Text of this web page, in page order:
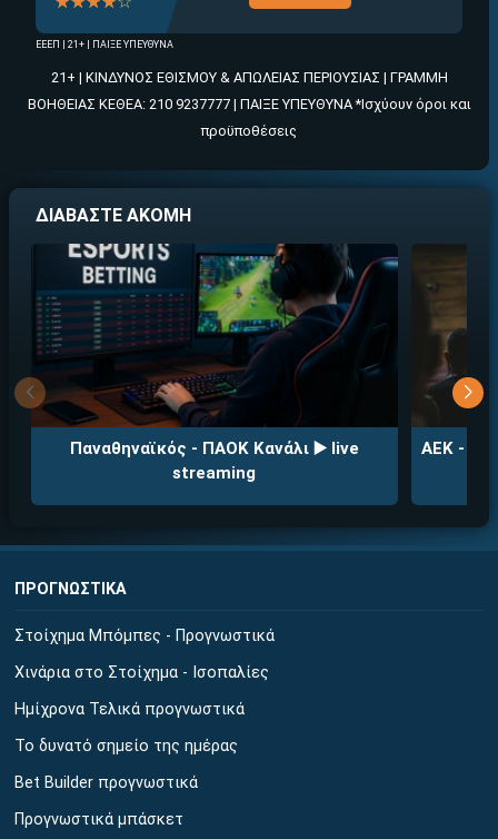
ΕΕΕΠ | 21+ | ΠΑΙΞΕ ΥΠΕΥΘΥΝΑ
21+ | ΚΙΝΔΥΝΟΣ ΕΘΙΣΜΟΥ & ΑΠΩΛΕΙΑΣ ΠΕΡΙΟΥΣΙΑΣ | ΓΡΑΜΜΗ
ΒΟΗΘΕΙΑΣ ΚΕΘΕΑ: 210 9237777 | ΠΑΙΞΕ ΥΠΕΥΘΥΝΑ *Ισχύουν όροι και
προϋποθέσεις
ΔΙΑΒΑΣΤΕ ΑΚΟΜΗ
Παναθηναϊκός - ΠΑΟΚ Κανάλι ▶️ live
streaming
ΑΕΚ -
ΠΡΟΓΝΩΣΤΙΚΑ
Στοίχημα Μπόμπες - Προγνωστικά
Χινάρια στο Στοίχημα - Ισοπαλίες
Ημίχρονα Τελικά προγνωστικά
Το δυνατό σημείο της ημέρας
Bet Builder προγνωστικά
Προγνωστικά μπάσκετ